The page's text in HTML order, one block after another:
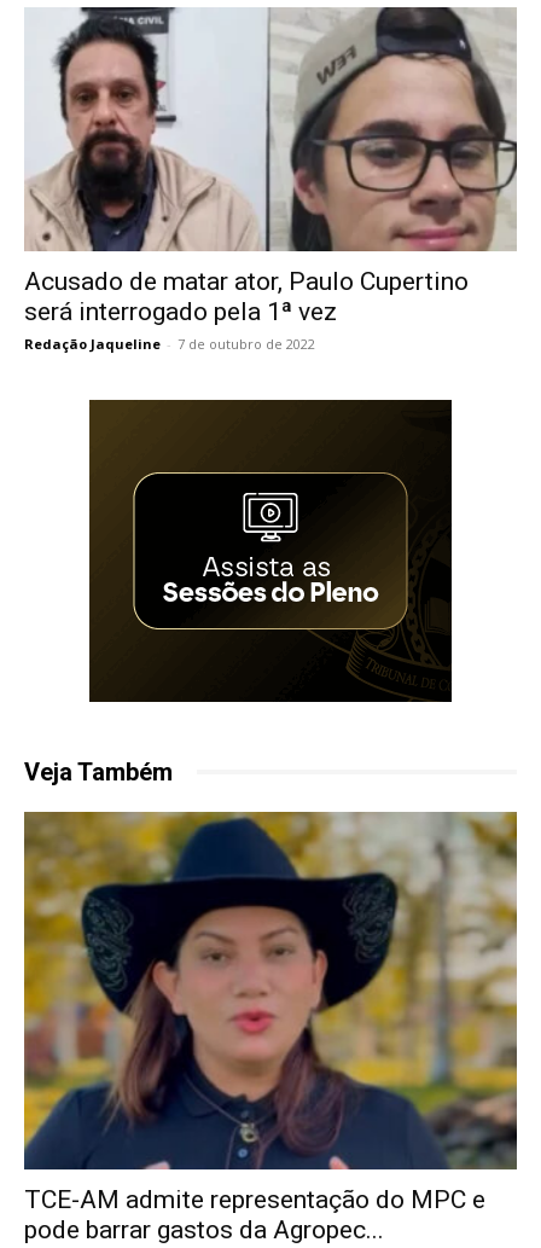
Acusado de matar ator, Paulo Cupertino
será interrogado pela 1ª vez
Redação Jaqueline - 7 de outubro de 2022
Veja Também
TCE-AM admite representação do MPC e
pode barrar gastos da Agropec...